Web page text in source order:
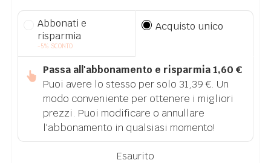
Abbonati e
risparmia
-5% SCONTO
Acquisto unico
Passa all'abbonamento e risparmia1,60 €
Puoi avere lo stesso per solo 31,39€. Un
modo conveniente per ottenere i migliori
prezzi. Puoi modificare o annullare
l'abbonamento in qualsiasi momento!
Esaurito